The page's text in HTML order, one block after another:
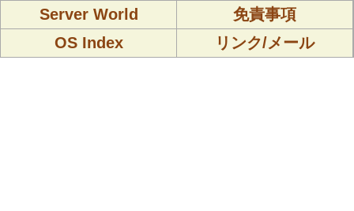
Server World
免責事項
OS Index
リンク/メール